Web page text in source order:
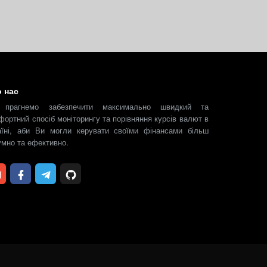
нас
забезпечити максимально швидкий та
спосіб моніторингу та порівняння курсів валют в
аби Ви могли керувати своїми фінансами більш
та ефективно.